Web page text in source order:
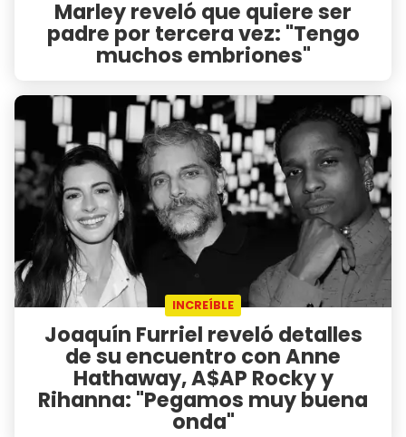
Marley reveló que quiere ser
padre por tercera vez: "Tengo
muchos embriones"
INCREÍBLE
Joaquín Furriel reveló detalles
de su encuentro con Anne
Hathaway, A$AP Rocky y
Rihanna: "Pegamos muy buena
onda"